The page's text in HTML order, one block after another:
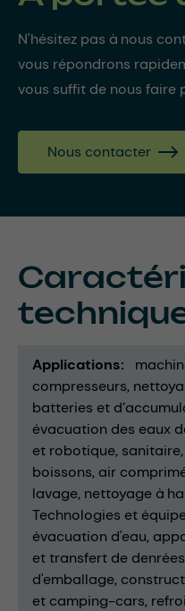
N'hésitez pas à nous
vous répondrons
vous suffit de nous faire
Nous contacter
Applications
compresseurs
batteries et
évacuation des eaux
et robotique sanitaire
boissons air
lavage nettoyage à
Technologies et
évacuation d'eau
et transfert de
d'emballage
et camping-cars